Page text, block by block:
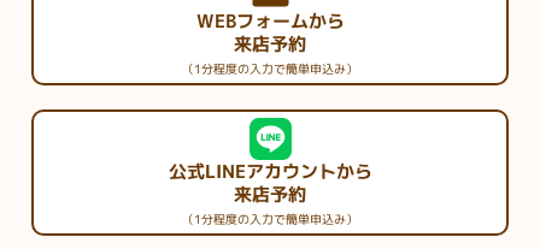
WEBフォームから
来店予約
（1分程度の入力で簡単申込み）
公式LINEアカウントから
来店予約
（1分程度の入力で簡単申込み）